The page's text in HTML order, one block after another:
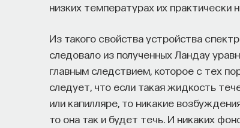
низких температурах их практически
Из такого свойства устройства
следовало из полученных Ландау
главным следствием, которое с тех
следует, что если такая жидкость
или капилляре, то никакие
то она так и будет течь. И никаких